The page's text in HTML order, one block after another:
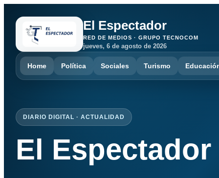
El Espectador
RED DE MEDIOS · GRUPO TECNOCOM
jueves, 6 de agosto de 2026
Home Política Sociales Turismo
DIARIO DIGITAL · ACTUALIDAD
El Espectador